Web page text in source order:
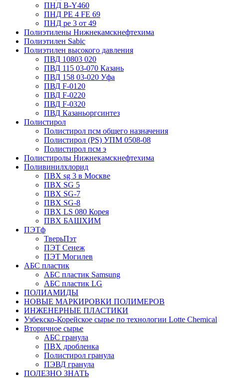
ПНД B-Y460
ПНД РЕ 4 FE 69
ПНД ре 3 от 49
Полиэтилены Нижнекамскнефтехима
Полиэтилен Sabic
Полиэтилен высокого давления
ПВД 10803 020
ПВД 115 03-070 Казань
ПВД 158 03-020 Уфа
ПВД F-0120
ПВД F-0220
ПВД F-0320
ПВД Казаньоргсинтез
Полистирол
Полистирол псм общего назначения
Полистирол (PS) УПМ 0508-08
Полистирол псм э
Полистиролы Нижнекамскнефтехима
Поливинилхлорид
ПВХ sg 3 в Москве
ПВХ SG 5
ПВХ SG-7
ПВХ SG-8
ПВХ LS 080 Корея
ПВХ БАШХИМ
ПЭТф
ТверьПэт
ПЭТ Сенеж
ПЭТ Могилев
АБС пластик
АБС пластик Samsung
АБС пластик LG
ПОЛИАМИДЫ
НОВЫЕ МАРКИРОВКИ ПОЛИМЕРОВ
ИНЖЕНЕРНЫЕ ПЛАСТИКИ
Узбекско-Корейское сырье по технологии Lotte Chemical
Втoричное сырье
АБС гранула
ПВХ дробленка
Полистирол гранула
ПЭВД гранула
ПОЛЕЗНО ЗНАТЬ